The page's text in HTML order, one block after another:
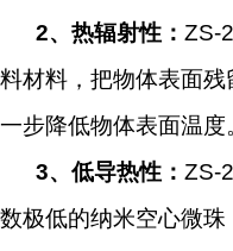
2、热辐射性： ZS-
料材料，把物体表面
一步降低物体表面温度
3、低导热性： ZS-
数极低的纳米空心微